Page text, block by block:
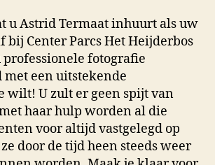
u Astrid Termaat inhuurt als uw
bij Center Parcs Het Heijderbos
fotografie
een uitstekende
wilt! U zult er geen spijt van
haar hulp worden al die
voor altijd vastgelegd op
door de tijd heen steeds weer